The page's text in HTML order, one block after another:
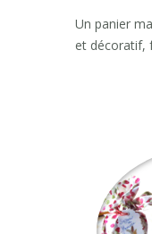
Un panier
et décoratif,